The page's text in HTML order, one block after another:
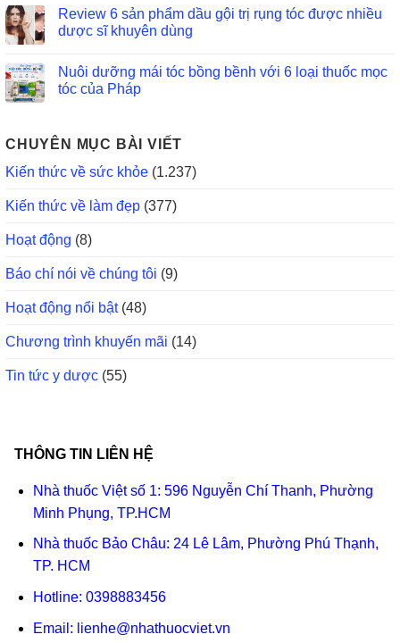
Review 6 sản phẩm dầu gội trị rụng tóc được nhiều
dược sĩ khuyên dùng
Nuôi dưỡng mái tóc bồng bềnh với 6 loại thuốc mọc
tóc của Pháp
CHUYÊN MỤC BÀI VIẾT
Kiến thức về sức khỏe (1.237)
Kiến thức về làm đẹp (377)
Hoạt động (8)
Báo chí nói về chúng tôi (9)
Hoạt động nổi bật(48)
Chương trình khuyến mãi (14)
Tin tức y dược (55)
THÔNG TIN LIÊN HỆ
Nhà thuốc Việt số 1: 596 Nguyễn Chí Thanh, Phường
Minh Phụng, TP.HCM
Nhà thuốc Bảo Châu: 24 Lê Lâm, Phường Phú Thạnh,
TP. HCM
Hotline: 0398883456
Email: lienhe@nhathuocviet.vn